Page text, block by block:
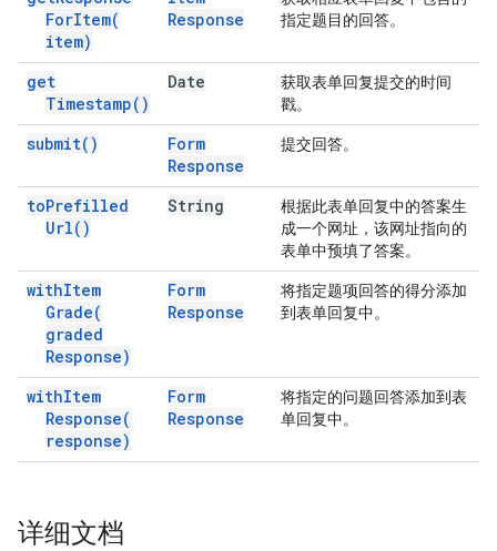
ForItem(
item)
Response
指定题目的回答。
get
Timestamp( )
Date
获取表单回复提交的时间
戳。
submit( )
Form
Response
提交回答。
toPrefilled
Url( )
String
根据此表单回复中的答案生
成一个网址，该网址指向的
表单中预填了答案。
withItem
Grade(
graded
Response)
Form
Response
将指定题项回答的得分添加
到表单回复中。
withItem
Response(
response)
Form
Response
将指定的问题回答添加到表
单回复中。
详细文档